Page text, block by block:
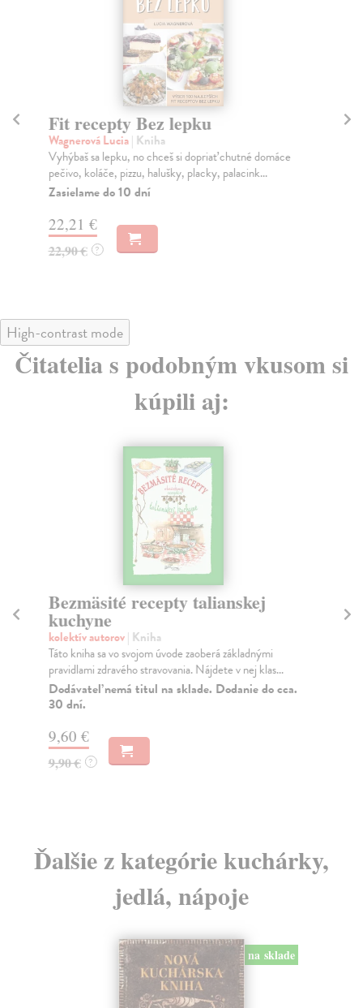
Fit recepty Bez lepku
Wagnerová Lucia| Kniha
Vyhýbaš sa lepku, no chceš si dopriať chutné domáce
pečivo, koláče, pizzu, halušky, placky, palacink...
Zasielame do 10 dní
22,21 €
22,90 € ?
High-contrast mode
Čitatelia s podobným vkusom si
kúpili aj:
Bezmäsité recepty talianskej
kuchyne
kolektív autorov| Kniha
Táto kniha sa vo svojom úvode zaoberá základnými
pravidlami zdravého stravovania. Nájdete v nej klas...
Dodávateľ nemá titul na sklade. Dodanie do cca.
30 dní.
9,60 €
9,90 € ?
Ďalšie z kategórie kuchárky,
jedlá, nápoje
na sklade